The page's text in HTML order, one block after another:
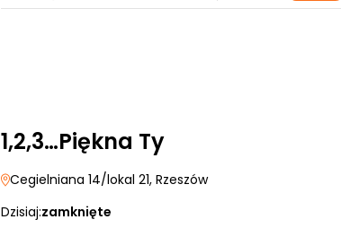
1,2,3…Piękna Ty
Cegielniana 14/lokal 21, Rzeszów
Dzisiaj:zamknięte